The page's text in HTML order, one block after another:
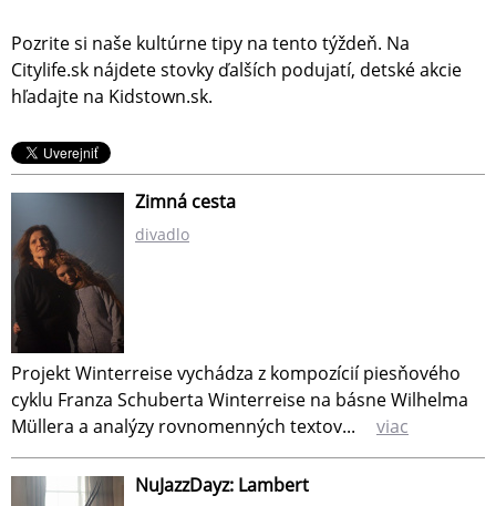
Pozrite si naše kultúrne tipy na tento týždeň. Na
Citylife.sk nájdete stovky ďalších podujatí, detské akcie
hľadajte na Kidstown.sk.
Zimná cesta
divadlo
Projekt Winterreise vychádza z kompozícií piesňového
cyklu Franza Schuberta Winterreise na básne Wilhelma
Müllera a analýzy rovnomenných textov...
viac
NuJazzDayz: Lambert